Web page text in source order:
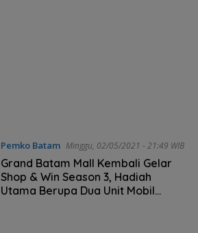
Pemko Batam Minggu, 02/05/2021 - 21:49 WIB
Grand Batam Mall Kembali Gelar
Shop & Win Season 3, Hadiah
Utama Berupa Dua Unit Mobil